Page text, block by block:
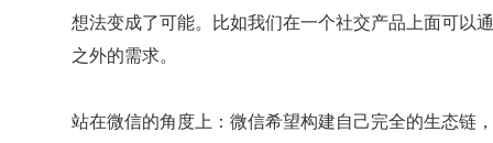
想法变成了可能。比如我们在一个社交产品上面可以
之外的需求。
站在微信的角度上：微信希望构建自己完全的生态链